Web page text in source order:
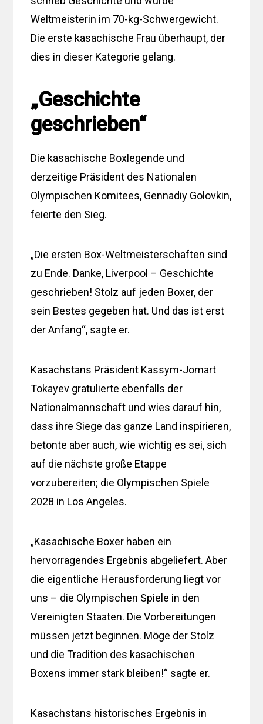
Weltmeisterin im 70-kg-Schwergewicht.
Die erste kasachische Frau überhaupt, der
dies in dieser Kategorie gelang.
„Geschichte
geschrieben“
Die kasachische Boxlegende und
derzeitige Präsident des Nationalen
Olympischen Komitees, Gennadiy Golovkin,
feierte den Sieg.
„Die ersten Box-Weltmeisterschaften sind
zu Ende. Danke, Liverpool – Geschichte
geschrieben! Stolz auf jeden Boxer, der
sein Bestes gegeben hat. Und das ist erst
der Anfang“, sagte er.
Kasachstans Präsident Kassym-Jomart
Tokayev gratulierte ebenfalls der
Nationalmannschaft und wies darauf hin,
dass ihre Siege das ganze Land inspirieren,
betonte aber auch, wie wichtig es sei, sich
auf die nächste große Etappe
vorzubereiten; die Olympischen Spiele
2028 in Los Angeles.
„Kasachische Boxer haben ein
hervorragendes Ergebnis abgeliefert. Aber
die eigentliche Herausforderung liegt vor
uns – die Olympischen Spiele in den
Vereinigten Staaten. Die Vorbereitungen
müssen jetzt beginnen. Möge der Stolz
und die Tradition des kasachischen
Boxens immer stark bleiben!“ sagte er.
Kasachstans historisches Ergebnis in